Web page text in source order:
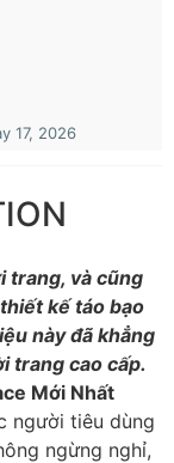
17, 2026
trang, và cũng
kế táo bạo
này đã khẳng
trang cao cấp.
Mới Nhất
người tiêu dùng
ngừng nghỉ,